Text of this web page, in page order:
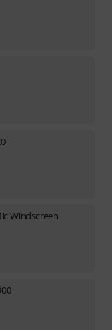
Windscreen